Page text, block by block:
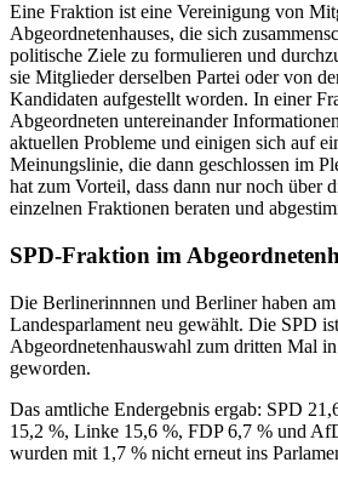
Eine Fraktion ist eine Vereinigung von
Abgeordnetenhauses, die sich
politische Ziele zu formulieren und
sie Mitglieder derselben Partei oder von
Kandidaten aufgestellt worden. In einer
Abgeordneten untereinander
aktuellen Probleme und einigen sich auf
Meinungslinie, die dann geschlossen im
hat zum Vorteil, dass dann nur noch über
einzelnen Fraktionen beraten und
SPD-Fraktion im
Die Berlinerinnnen und Berliner haben
Landesparlament neu gewählt. Die SPD
Abgeordnetenhauswahl zum dritten Mal
geworden.
Das amtliche Endergebnis ergab: SPD
15,2 %, Linke 15,6 %, FDP 6,7 % und
wurden mit 1,7 % nicht erneut ins